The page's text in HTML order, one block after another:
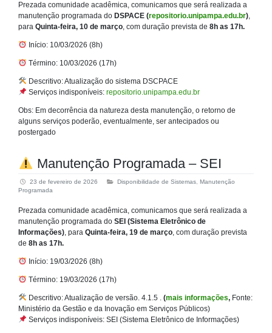
Prezada comunidade acadêmica, comunicamos que será realizada a
manutenção programada do DSPACE (repositorio.unipampa.edu.br),
para Quinta-feira, 10 de março, com duração prevista de 8h as 17h.
Início: 10/03/2026 (8h)
Término: 10/03/2026 (17h)
Descritivo: Atualização do sistema DSCPACE
Serviços indisponíveis: repositorio.unipampa.edu.br
Obs: Em decorrência da natureza desta manutenção, o retorno de
alguns serviços poderão, eventualmente, ser antecipados ou
postergado
Manutenção Programada – SEI
23 de fevereiro de 2026 Disponibilidade de Sistemas, Manutenção
Programada
Prezada comunidade acadêmica, comunicamos que será realizada a
manutenção programada do SEI (Sistema Eletrônico de
Informações), para Quinta-feira, 19 de março, com duração prevista
de 8h as 17h.
Início: 19/03/2026 (8h)
Término: 19/03/2026 (17h)
Descritivo: Atualização de versão. 4.1.5 . (mais informações,Fonte:
Ministério da Gestão e da Inovação em Serviços Públicos)
Serviços indisponíveis: SEI (Sistema Eletrônico de Informações)